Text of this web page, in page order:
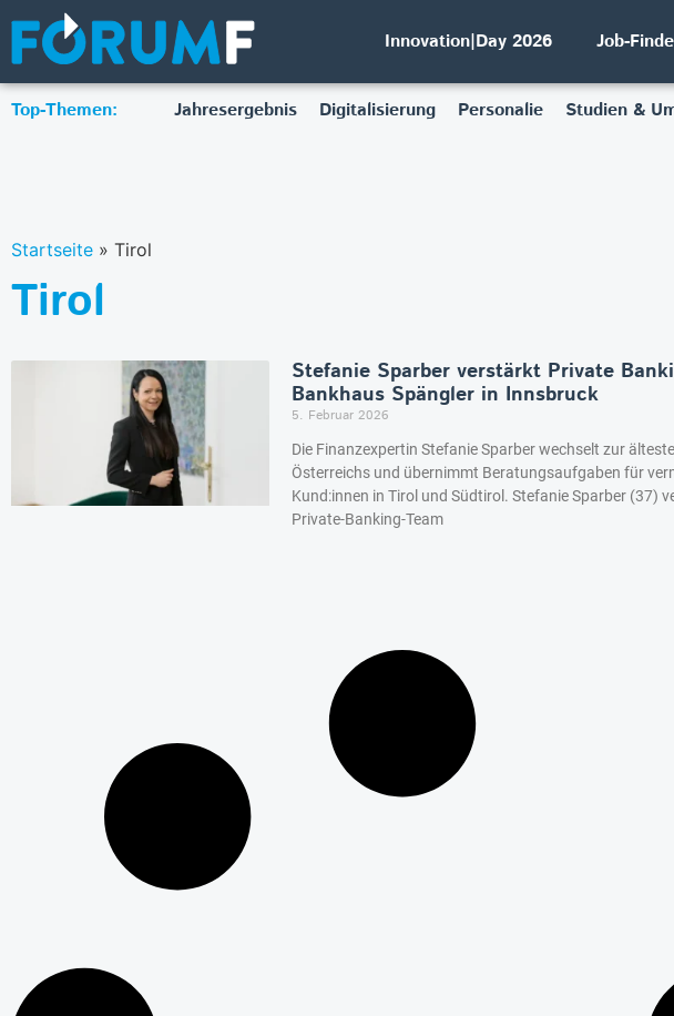
Innovation|Day 2026 Job-
Top-Themen: Jahresergebnis Digitalisierung Personalie Studien &
Startseite » Tirol
Tirol
Stefanie Sparber verstärkt Private
Bankhaus Spängler in Innsbruck
5. Februar 2026
Die Finanzexpertin Stefanie Sparber wechselt zur
Österreichs und übernimmt Beratungsaufgaben für
Kund:innen in Tirol und Südtirol. Stefanie Sparber (37)
Private-Banking-Team